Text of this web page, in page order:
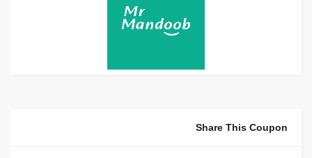
Share This Coupon